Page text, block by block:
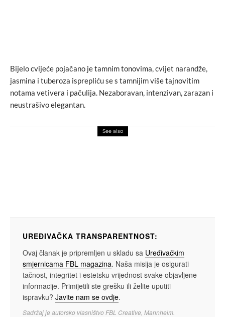
Bijelo cvijeće pojačano je tamnim tonovima, cvijet narandže,
jasmina i tuberoza isprepliću se s tamnijim više tajnovitim
notama vetivera i pačulija. Nezaboravan, intenzivan, zarazan i
neustrašivo elegantan.
See also
UREĐIVAČKA TRANSPARENTNOST:
Ovaj članak je pripremljen u skladu sa Uređivačkim
smjernicama FBL magazina. Naša misija je osigurati
tačnost, integritet i estetsku vrijednost svake objavljene
informacije. Primijetili ste grešku ili želite uputiti
ispravku? Javite nam se ovdje.
Sadržaj je autorsko vlasništvo FBL Creative, Mannheim.